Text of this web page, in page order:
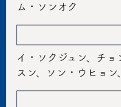
ム・ソンオク
イ・ソクジュン、チョ
スン、ソン・ウヒョ